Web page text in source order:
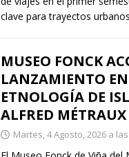
clave para trayectos
MUSEO FONCK
LANZAMIENTO
ETNOLOGÍA DE
ALFRED MÉTRAUX
Martes, 4 Agosto, 2026 a